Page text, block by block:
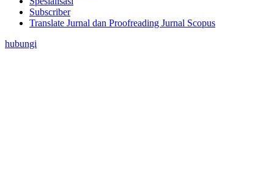
Subscriber
Translate Jurnal dan Proofreading Jurnal Scopus
hubungi